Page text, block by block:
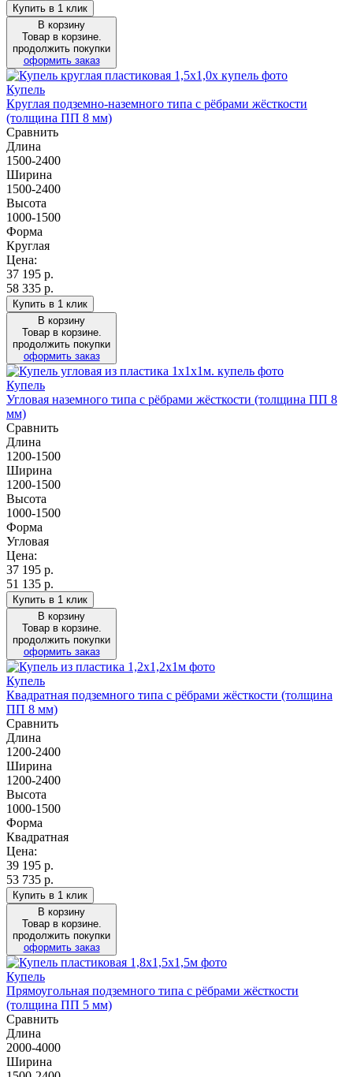
Купить в 1 клик
В корзину
Товар в корзине.
продолжить покупки
оформить заказ
Купель
Круглая подземно-наземного типа с рёбрами жёсткости
(толщина ПП 8 мм)
Сравнить
Длина
1500-2400
Ширина
1500-2400
Высота
1000-1500
Форма
Круглая
Цена:
37 195 р.
58 335 р.
Купить в 1 клик
В корзину
Товар в корзине.
продолжить покупки
оформить заказ
Купель
Угловая наземного типа с рёбрами жёсткости (толщина ПП 8
мм)
Сравнить
Длина
1200-1500
Ширина
1200-1500
Высота
1000-1500
Форма
Угловая
Цена:
37 195 р.
51 135 р.
Купить в 1 клик
В корзину
Товар в корзине.
продолжить покупки
оформить заказ
Купель
Квадратная подземного типа с рёбрами жёсткости (толщина
ПП 8 мм)
Сравнить
Длина
1200-2400
Ширина
1200-2400
Высота
1000-1500
Форма
Квадратная
Цена:
39 195 р.
53 735 р.
Купить в 1 клик
В корзину
Товар в корзине.
продолжить покупки
оформить заказ
Купель
Прямоугольная подземного типа с рёбрами жёсткости
(толщина ПП 5 мм)
Сравнить
Длина
2000-4000
Ширина